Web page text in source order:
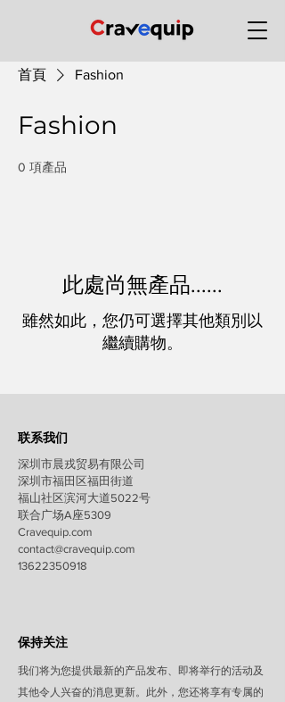
首頁 Fashion
Fashion
0 項產品
此處尚無產品......
雖然如此，您仍可選擇其他類別以
繼續購物。
联系我们
深圳市晨戎贸易有限公司
深圳市福田区福田街道
福山社区滨河大道5022号
联合广场A座5309
Cravequip.com
contact@cravequip.com
13622350918
保持关注
我们将为您提供最新的产品发布、即将举行的活动及
其他令人兴奋的消息更新。此外，您还将享有专属的